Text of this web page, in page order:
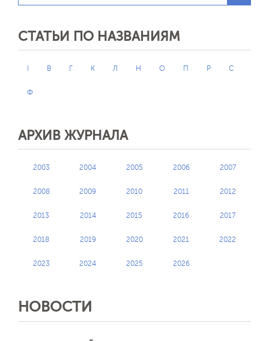
СТАТЬИ ПО НАЗВАНИЯМ
В Г К Л Н О П Р С
Ф
АРХИВ ЖУРНАЛА
2003 2004 2005 2006 2007
2008 2009 2010 2011 2012
2013 2014 2015 2016 2017
2018 2019 2020 2021 2022
2023 2024 2025 2026
НОВОСТИ